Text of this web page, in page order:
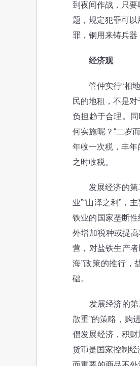
到夜间作战，只
题，规定犯罪可
罪，铜用来铸兵器
经济观
管仲实行“相地
民的地租，不是
负担趋于合理。
何实施呢？“二岁
年收一次税，丰
之时收税。
发展经济的第二
业”“山泽之利”，
铁业的国家垄断
外增加税种或提
营，对盐铁生产
海”政策的推行，
础。
发展经济的第三
散重”的策略，购
倡发展经济，积财
货币是国家控制